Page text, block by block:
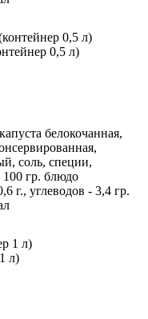
0,5 л)
белокочанная,
соль, специи,
гр. блюдо
г., углеводов - 3,4 гр.
л)